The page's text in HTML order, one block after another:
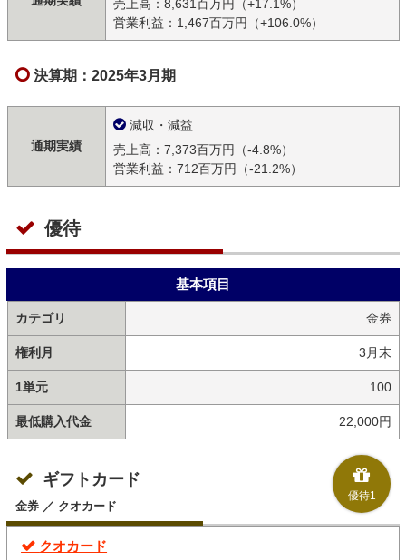
売上高：8,631百万円（+17.1%）
営業利益：1,467百万円（+106.0%）
決算期：2025年3月期
通期実績
減収・減益
売上高：7,373百万円（-4.8%）
営業利益：712百万円（-21.2%）
優待
基本項目
カテゴリ 金券
権利月 3月末
1単元 100
最低購入代金 22,000円
優待1
ギフトカード
金券 ／ クオカード
クオカード